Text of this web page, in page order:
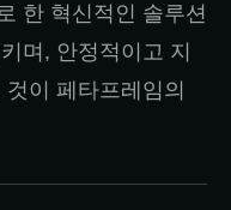
한 혁신적인 솔루션
며, 안정적이고 지
이 페타프레임의